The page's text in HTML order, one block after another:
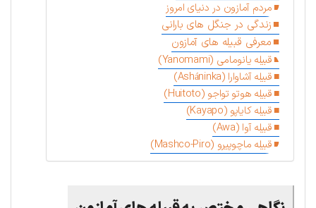
مردم آمازون در دنیای امروز
زندگی در جنگل های بارانی
معرفی قبیله های آمازون
قبیله یانومامی (Yanomami)
قبیله آشاوارا (Asháninka)
قبیله هوتو تواجو (Huitoto)
قبیله کایاپو (Kayapo)
قبیله آوا (Awa)
قبیله ماچوپیرو (Mashco-Piro)